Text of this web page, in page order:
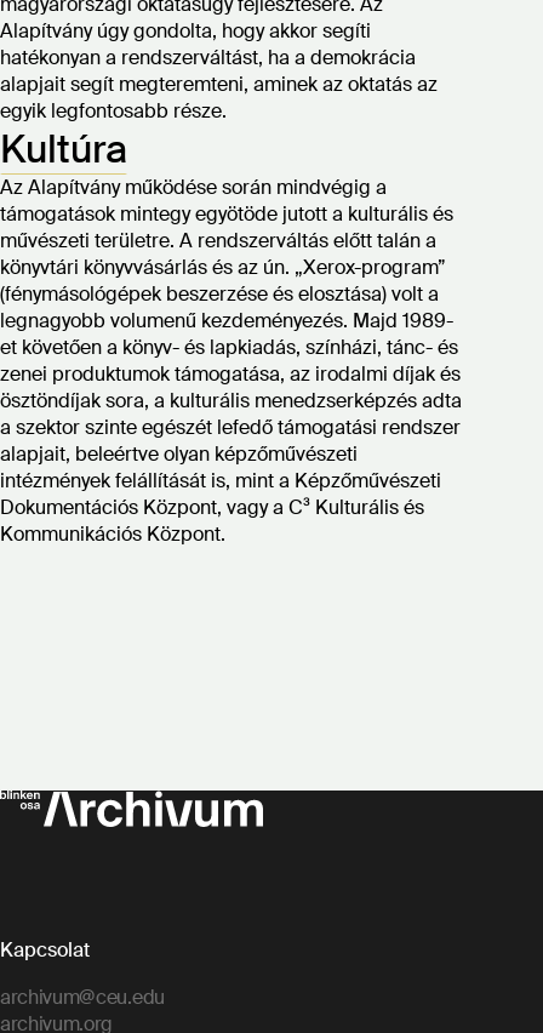
Alapítvány úgy gondolta, hogy akkor segíti
hatékonyan a rendszerváltást, ha a demokrácia
alapjait segít megteremteni, aminek az oktatás az
egyik legfontosabb része.
Kultúra
Az Alapítvány működése során mindvégig a
támogatások mintegy egyötöde jutott a kulturális és
művészeti területre. A rendszerváltás előtt talán a
könyvtári könyvvásárlás és az ún. „Xerox-program”
(fénymásológépek beszerzése és elosztása) volt a
legnagyobb volumenű kezdeményezés. Majd 1989-
et követően a könyv- és lapkiadás, színházi, tánc- és
zenei produktumok támogatása, az irodalmi díjak és
ösztöndíjak sora, a kulturális menedzserképzés adta
a szektor szinte egészét lefedő támogatási rendszer
alapjait, beleértve olyan képzőművészeti
intézmények felállítását is, mint a Képzőművészeti
Dokumentációs Központ, vagy a C³ Kulturális és
Kommunikációs Központ.
Kapcsolat
archivum@ceu.edu
archivum.org